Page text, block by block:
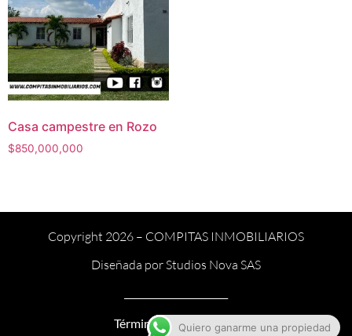
Casa campestre en Rozo
$850,000,000
Copyright 2026 – COMPITAS INMOBILIARIOS
Diseñada porStudios Nova SAS
Términos y condicionesQuiero ganarme una propiedad